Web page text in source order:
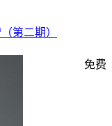
第二期）
免费